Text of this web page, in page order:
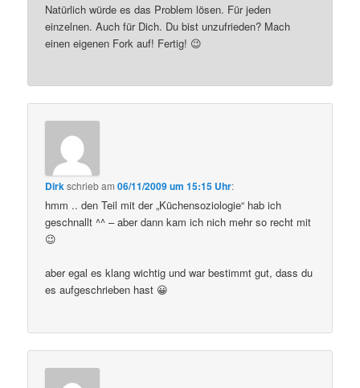
Natürlich würde es das Problem lösen. Für jeden
einzelnen. Auch für Dich. Du bist unzufrieden? Mach
einen eigenen Fork auf! Fertig! 😉
Dirkschriebam06/11/2009 um 15:15 Uhr:
hmm .. den Teil mit der „Küchensoziologie“ hab ich
geschnallt ^^ – aber dann kam ich nich mehr so recht mit
😉
aber egal es klang wichtig und war bestimmt gut, dass du
es aufgeschrieben hast 😀